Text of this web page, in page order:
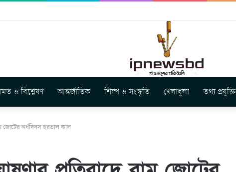
হতে যাচ্ছে দি রাবুগার নতুন গান ‘Baljanggi’
ও বিশ্লেষণ আন্তর্জাতিক শিল্প ও সংস্কৃতি খেলাধুলা তথ্য প্রযুক্তি
জোটের অর্ধদিবস হরতাল কাল